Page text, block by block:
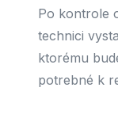
Po kontrole
technici
ktorému
potrebné k